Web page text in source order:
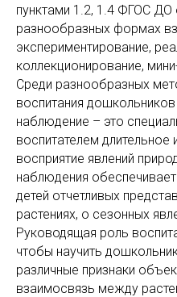
пунктами 1.2, 1.4 ФГОС ДО
разнообразных формах
экспериментирование,
коллекционирование,
Среди разнообразных
воспитания
наблюдение – это
воспитателем
восприятие явлений
наблюдения
детей отчетливых
растениях, о сезонных
Руководящая роль
чтобы научить
различные признаки
взаимосвязь между